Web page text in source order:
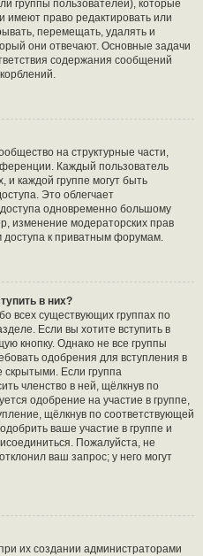
группы пользователей), которые
право редактировать или
перемещать, удалять и
они отвечают. Основные задачи
содержания сообщений
на структурные части,
Каждый пользователь
и каждой группе могут быть
Это облегчает
одновременно большому
изменение модераторских прав
доступа к приватным форумам.
в них?
всех существующих группах по
Если вы хотите вступить в
кнопку. Однако не все группы
одобрения для вступления в
скрытыми. Если группа
членство в ней, щёлкнув по
одобрение на участие в группе,
щёлкнув по соответствующей
ваше участие в группе и
Пожалуйста, не
ваш запрос; у него могут
их создании администраторами